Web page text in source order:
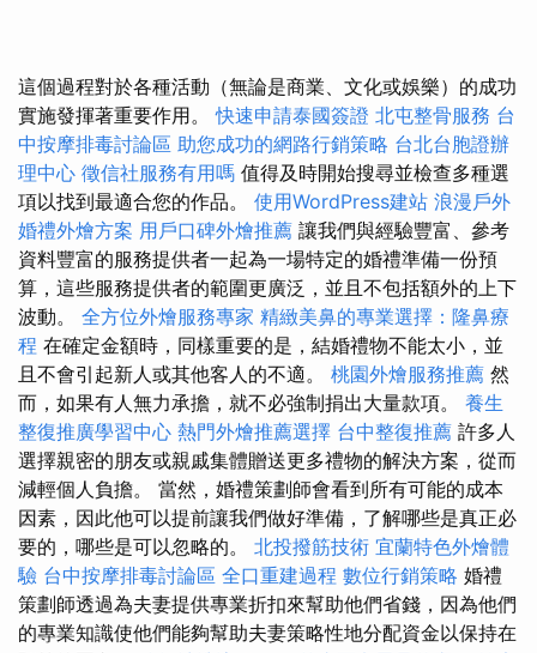
這個過程對於各種活動（無論是商業、文化或娛樂）的成功
實施發揮著重要作用。快速申請泰國簽證 北屯整骨服務 台
中按摩排毒討論區 助您成功的網路行銷策略 台北台胞證辦
理中心 徵信社服務有用嗎 值得及時開始搜尋並檢查多種選
項以找到最適合您的作品。 使用WordPress建站 浪漫戶外
婚禮外燴方案 用戶口碑外燴推薦 讓我們與經驗豐富、參考
資料豐富的服務提供者一起為一場特定的婚禮準備一份預
算，這些服務提供者的範圍更廣泛，並且不包括額外的上下
波動。 全方位外燴服務專家 精緻美鼻的專業選擇：隆鼻療
程 在確定金額時，同樣重要的是，結婚禮物不能太小，並
且不會引起新人或其他客人的不適。 桃園外燴服務推薦 然
而，如果有人無力承擔，就不必強制捐出大量款項。 養生
整復推廣學習中心 熱門外燴推薦選擇 台中整復推薦 許多人
選擇親密的朋友或親戚集體贈送更多禮物的解決方案，從而
減輕個人負擔。 當然，婚禮策劃師會看到所有可能的成本
因素，因此他可以提前讓我們做好準備，了解哪些是真正必
要的，哪些是可以忽略的。 北投撥筋技術 宜蘭特色外燴體
驗 台中按摩排毒討論區 全口重建過程 數位行銷策略 婚禮
策劃師透過為夫妻提供專業折扣來幫助他們省錢，因為他們
的專業知識使他們能夠幫助夫妻策略性地分配資金以保持在